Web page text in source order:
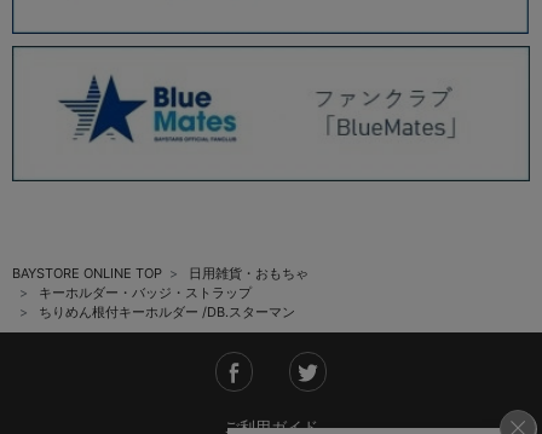
BAYSTORE ONLINE TOP
日用雑貨・おもちゃ
キーホルダー・バッジ・ストラップ
ちりめん根付キーホルダー /DB.スターマン
ご利用ガイド